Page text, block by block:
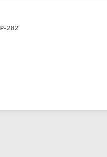
282